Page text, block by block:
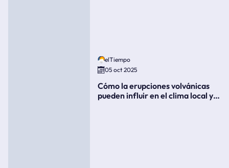
elTiempo
05 oct 2025
Cómo la erupciones volvánicas
pueden influir en el clima local y